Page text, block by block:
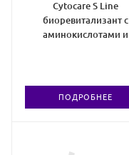
Cytocare S Line
биоревитализант с
аминокислотами и
ПОДРОБНЕЕ